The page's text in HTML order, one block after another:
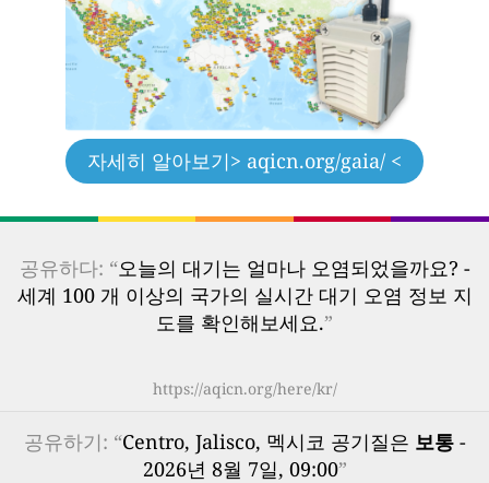
자세히 알아보기> aqicn.org/gaia/ <
공유하다: “오늘의 대기는 얼마나 오염되었을까요? -
세계 100 개 이상의 국가의 실시간 대기 오염 정보 지
도를 확인해보세요.”
https://aqicn.org/here/kr/
공유하기: “Centro, Jalisco, 멕시코 공기질은 보통-
2026년 8월 7일, 09:00”